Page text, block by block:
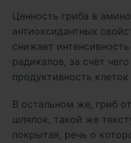
Ценность гриба в
антиоксидантных
снижает
радикалов, за счет
продуктивность
В остальном же, гриб
шляпок, такой же
покрытая, речь о